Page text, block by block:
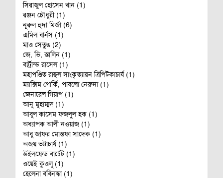
সিরাজুল হোসেন খান (1)
রঞ্জন চৌধুরী (1)
নূরুল হুদা মির্জা (6)
এমিল বার্নস (1)
মাও সেতুঙ (2)
জে, ভি, স্তালিন (1)
বার্ট্রান্ড রাসেল (1)
মহাপণ্ডিত রাহুল সাংকৃত্যায়ন ত্রিপিটকাচার্য (1)
ম্যাক্সিম গোর্কি, পাবলো নেরুদা (1)
জেনারেল গিয়াপ (1)
আনু মুহাম্মদ (1)
আবুল কাসেম ফজলুল হক (1)
অধ্যাপক আলী নওয়াজ (1)
আবু জাফর মোস্তফা সাদেক (1)
অজয় ভট্টাচার্য (1)
উইলফ্রেড বার্চেট (1)
ওয়েই কুওলু (1)
হেলেনা ববিনস্কা (1)